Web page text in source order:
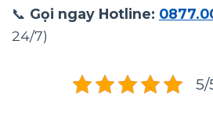
📞 Gọi ngay Hotline:
24/7)
5/